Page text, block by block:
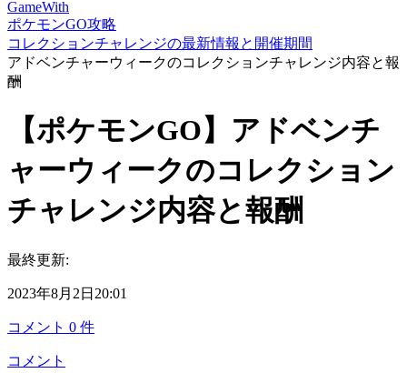
GameWith
ポケモンGO攻略
コレクションチャレンジの最新情報と開催期間
アドベンチャーウィークのコレクションチャレンジ内容と報
酬
【ポケモンGO】アドベンチ
ャーウィークのコレクション
チャレンジ内容と報酬
最終更新:
2023年8月2日20:01
コメント 0 件
コメント